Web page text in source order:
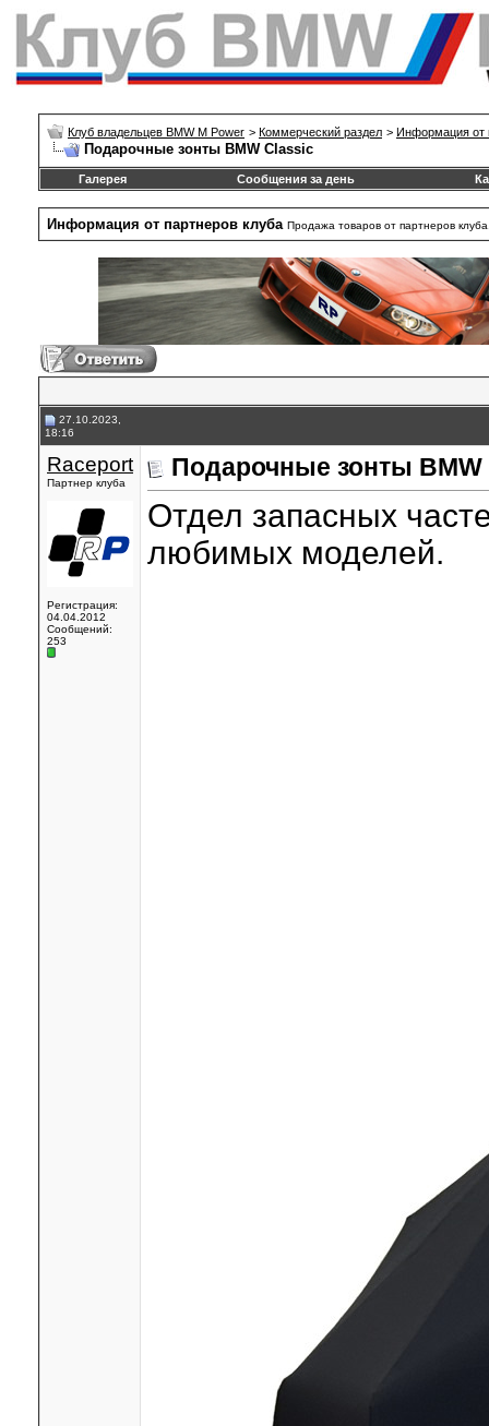
Клуб владельцев BMW M Power > Коммерческий раздел > Информация от
Подарочные зонты BMW Classic
Галерея Сообщения за день
Информация от партнеров клуба Продажа товаров от партнеров
27.10.2023,
18:16
Raceport
Партнер клуба
Регистрация:
04.04.2012
Сообщений:
253
Подарочные зонты BMW
Отдел запасных
любимых моделей.